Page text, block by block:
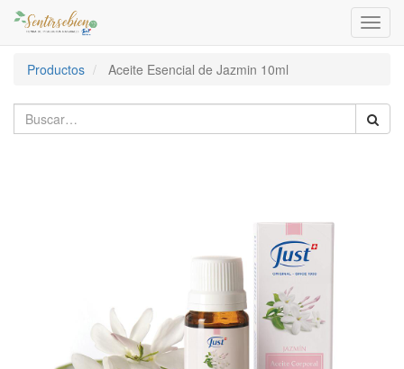
Productos
Aceite Esencial de Jazmin 10ml